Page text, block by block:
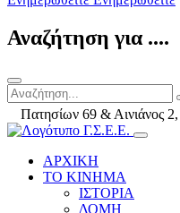
Αναζήτηση για ....
Πατησίων 69 & Αινιάνος
ΑΡΧΙΚΗ
ΤΟ ΚΙΝΗΜΑ
ΙΣΤΟΡΙΑ
ΔΟΜΗ